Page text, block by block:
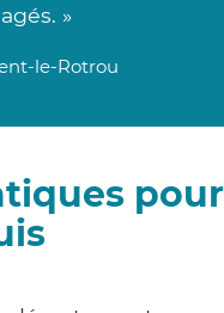
»
le-Rotrou
pour